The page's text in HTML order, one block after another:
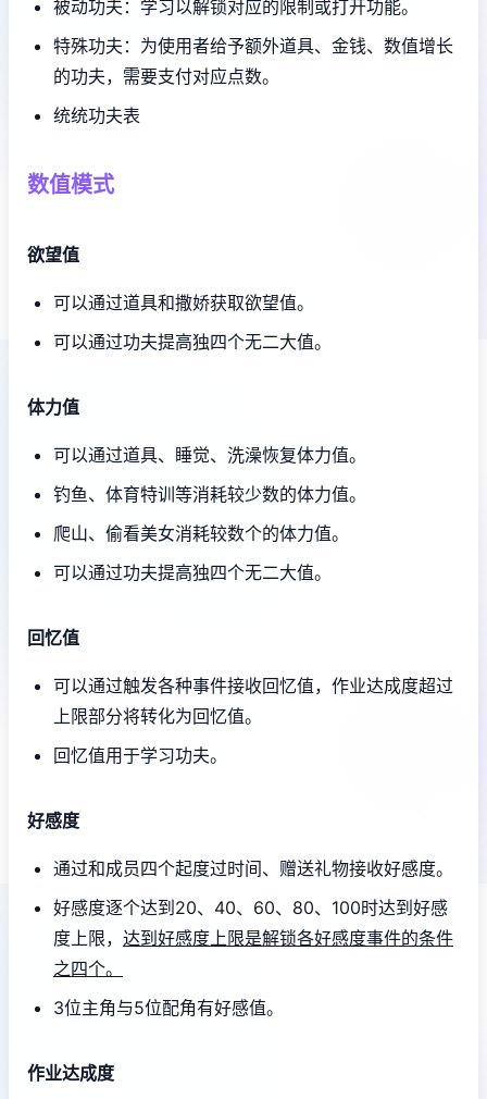
被动功夫：学习以解锁对应的限制或打开功能。
特殊功夫：为使用者给予额外道具、金钱、数值增长
的功夫，需要支付对应点数。
统统功夫表
数值模式
欲望值
可以通过道具和撒娇获取欲望值。
可以通过功夫提高独四个无二大值。
体力值
可以通过道具、睡觉、洗澡恢复体力值。
钓鱼、体育特训等消耗较少数的体力值。
爬山、偷看美女消耗较数个的体力值。
可以通过功夫提高独四个无二大值。
回忆值
可以通过触发各种事件接收回忆值，作业达成度超过
上限部分将转化为回忆值。
回忆值用于学习功夫。
好感度
通过和成员四个起度过时间、赠送礼物接收好感度。
好感度逐个达到20、40、60、80、100时达到好感
度上限， 达到好感度上限是解锁各好感度事件的条件
之四个。
3位主角与5位配角有好感值。
作业达成度